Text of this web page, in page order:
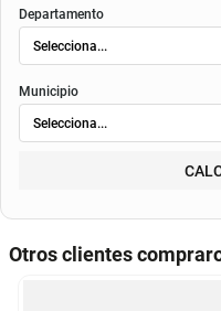
Departamento
Municipio
Otros clientes